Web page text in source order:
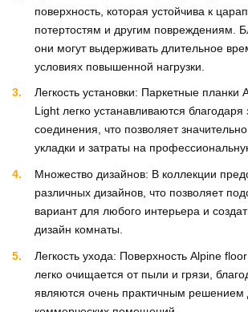
поверхность, которая устойчива к
потертостям и другим повреждениям.
они могут выдерживать длительное
условиях повышенной нагрузки.
Легкость установки: Паркетные планки
Light легко устанавливаются
соединения, что позволяет
укладки и затраты на
Множество дизайнов: В коллекции
различных дизайнов, что позволяет
вариант для любого интерьера и
дизайн комнаты.
Легкость ухода: Поверхность Alpine
легко очищается от пыли и грязи,
являются очень практичным решением